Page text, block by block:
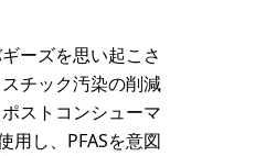
ーズを思い起こさ
チック汚染の削減
ストコンシューマ
用し、PFASを意図